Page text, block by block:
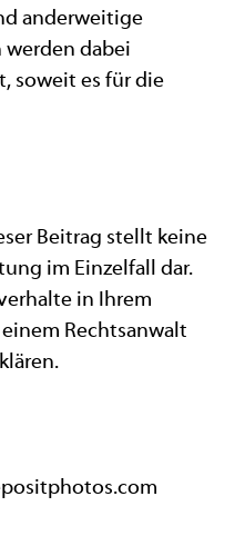
anderweitige
dabei
soweit es für die
Beitrag stellt keine
im Einzelfall dar.
in Ihrem
Rechtsanwalt